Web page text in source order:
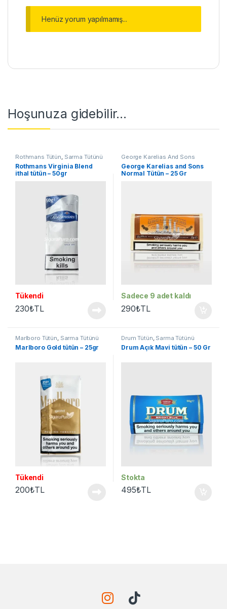
Henüz yorum yapılmamış...
Hoşunuza gidebilir…
Rothmans Tütün Sarma Tütünü
Rothmans Virginia Blend
ithal tütün – 50gr
Tükendi
230₺TL
George Karelias And Sons
Tütün, Sarma Tütünü
George Karelias and Sons
Normal Tütün – 25 Gr
Sadece 9 adet kaldı
290₺TL
Marlboro Tütün, Sarma Tütünü
Marlboro Gold tütün – 25gr
Tükendi
200₺TL
Drum Tütün, Sarma Tütünü
Drum Açık Mavi tütün – 50 Gr
Stokta
495₺TL